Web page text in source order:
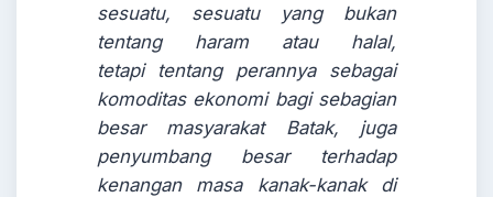
sesuatu, sesuatu yang bukan
tentang haram atau halal,
tetapi tentang perannya sebagai
komoditas ekonomi bagi sebagian
besar masyarakat Batak, juga
penyumbang besar terhadap
kenangan masa kanak-kanak di